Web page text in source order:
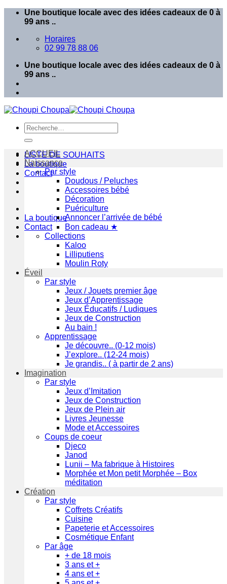
PasserUne boutique locale avec des idées cadeaux de 0 à
99 ans ..
Horaires
02 99 78 88 06
Une boutique locale avec des idées cadeaux de 0 à
99 ans ..
Recherche
pour :
LISTE DE SOUHAITS
La boutique
Contact
La boutique
Contact
ACCUEIL
Naissance
Par style
Doudous / Peluches
Accessoires bébé
Décoration
Puériculture
Annoncer l’arrivée de bébé
Bon cadeau ★
Collections
Kaloo
Lilliputiens
Moulin Roty
Éveil
Par style
Jeux / Jouets premier âge
Jeux d’Apprentissage
Jeux Éducatifs / Ludiques
Jeux de Construction
Au bain !
Apprentissage
Je découvre.. (0-12 mois)
J’explore.. (12-24 mois)
Je grandis.. ( à partir de 2 ans)
Imagination
Par style
Jeux d’Imitation
Jeux de Construction
Jeux de Plein air
Livres Jeunesse
Mode et Accessoires
Coups de coeur
Djeco
Janod
Lunii – Ma fabrique à Histoires
Morphée et Mon petit Morphée – Box
méditation
Création
Par style
Coffrets Créatifs
Cuisine
Papeterie et Accessoires
Cosmétique Enfant
Par âge
+ de 18 mois
3 ans et +
4 ans et +